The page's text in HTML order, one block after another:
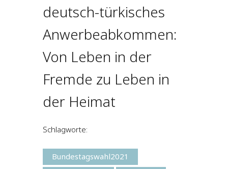
deutsch-türkisches
Anwerbeabkommen:
Von Leben in der
Fremde zu Leben in
der Heimat
Schlagworte:
Bundestagswahl2021